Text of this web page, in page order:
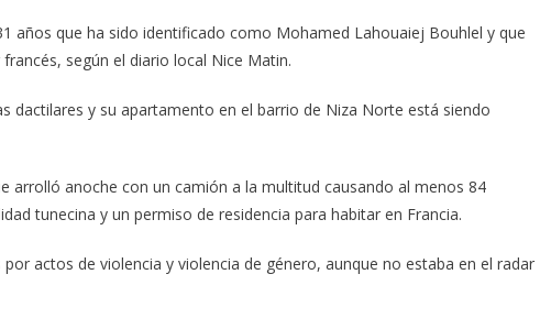
años que ha sido identificado como Mohamed Lahouaiej Bouhlel y que
según el diario local Nice Matin.
dactilares y su apartamento en el barrio de Niza Norte está siendo
arrolló anoche con un camión a la multitud causando al menos 84
tunecina y un permiso de residencia para habitar en Francia.
actos de violencia y violencia de género, aunque no estaba en el radar